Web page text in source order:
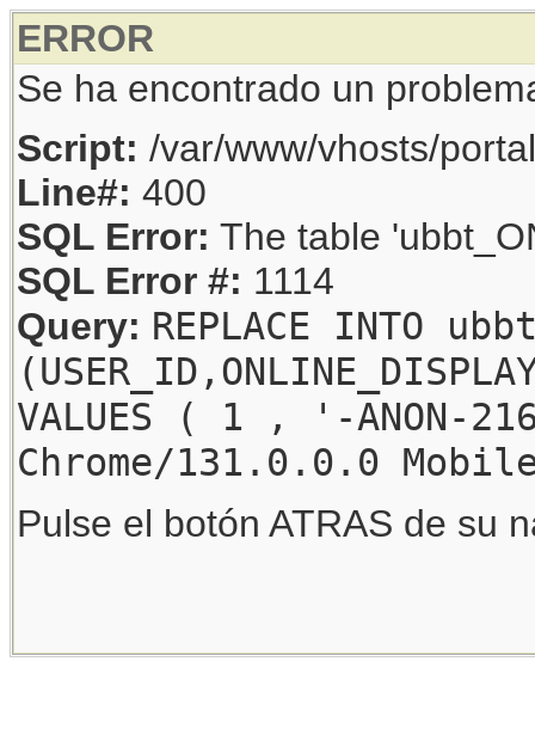
ERROR
Se ha encontrado un
Script: /var/www/vhosts/
Line#: 400
SQL Error: The table
SQL Error #: 1114
Query: REPLACE INTO
VALUES ( 1 , '-
Chrome/131.0.0.0
Pulse el botón ATRAS de su